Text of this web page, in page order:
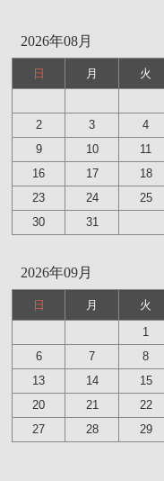
2026年08月
日 月 火
2
3 4
9
10 11
16
17 18
23
24 25
30
31
2026年09月
日 月 火
1
6
7 8
13
14 15
20
21 22
27
28 29